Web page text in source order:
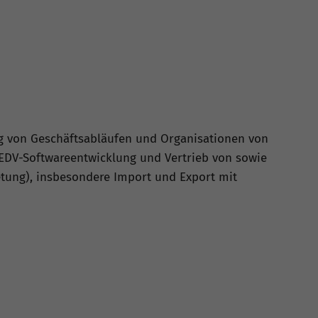
Geschäftsabläufen und Organisationen von
Softwareentwicklung und Vertrieb von sowie
insbesondere Import und Export mit